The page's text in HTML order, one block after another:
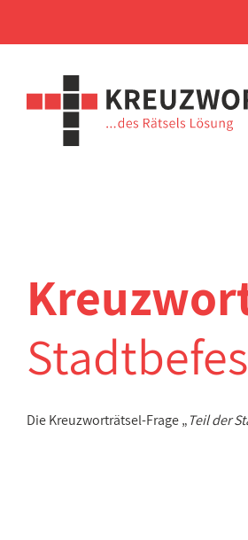
Die Kreuzworträtsel-Frage „Teil der